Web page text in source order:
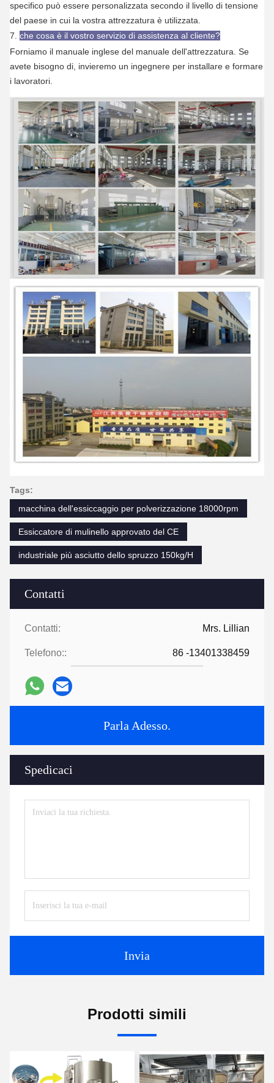
Contatti
Contatti: Mrs. Lillian
Telefono:: 86 -13401338459
Parla Adesso.
Spedicaci
Invia
specifico può essere personalizzata secondo il livello di tensione
del paese in cui la vostra attrezzatura è utilizzata.
7. che cosa è il vostro servizio di assistenza al cliente?
Forniamo il manuale inglese del manuale dell'attrezzatura. Se
avete bisogno di, invieremo un ingegnere per installare e formare
i lavoratori.
Tags:
macchina dell'essiccaggio per polverizzazione 18000rpm
Essiccatore di mulinello approvato del CE
industriale più asciutto dello spruzzo 150kg/H
Prodotti simili